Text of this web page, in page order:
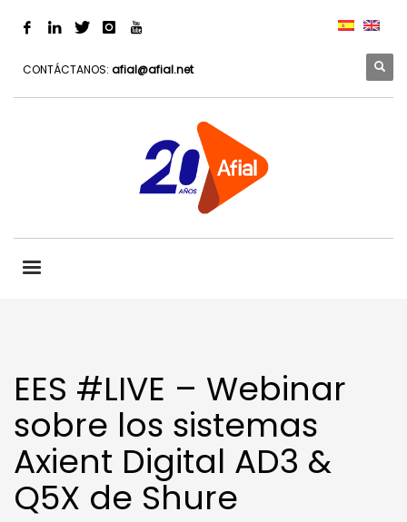
CONTÁCTANOS: afial@afial.net
EES #LIVE – Webinar
sobre los sistemas
Axient Digital AD3 &
Q5X de Shure